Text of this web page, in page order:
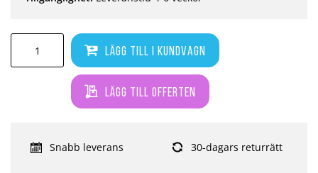
Lägg till i kundvagn
Lägg till offerten
Snabb leverans 30-dagars returrätt